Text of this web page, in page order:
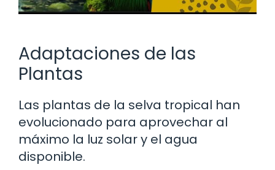
Adaptaciones de las
Plantas
Las plantas de la selva tropical han
evolucionado para aprovechar al
máximo la luz solar y el agua
disponible.